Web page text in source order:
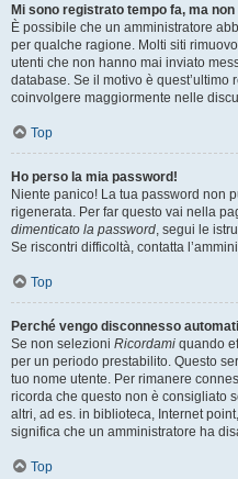
Mi sono registrato tempo fa, ma
È possibile che un amministratore
per qualche ragione. Molti siti
utenti che non hanno mai inviato
database. Se il motivo è quest’ultimo
coinvolgere maggiormente nelle
Top
Ho perso la mia password!
Niente panico! La tua password non
rigenerata. Per far questo vai nella
dimenticato la password , segui le
Se riscontri difficoltà, contatta
Top
Perché vengo disconnesso
Se non selezioni Ricordami quando
per un periodo prestabilito. Questo
tuo nome utente. Per rimanere
ricorda che questo non è consigliato
altri, ad es. in biblioteca, Internet
significa che un amministratore ha
Top